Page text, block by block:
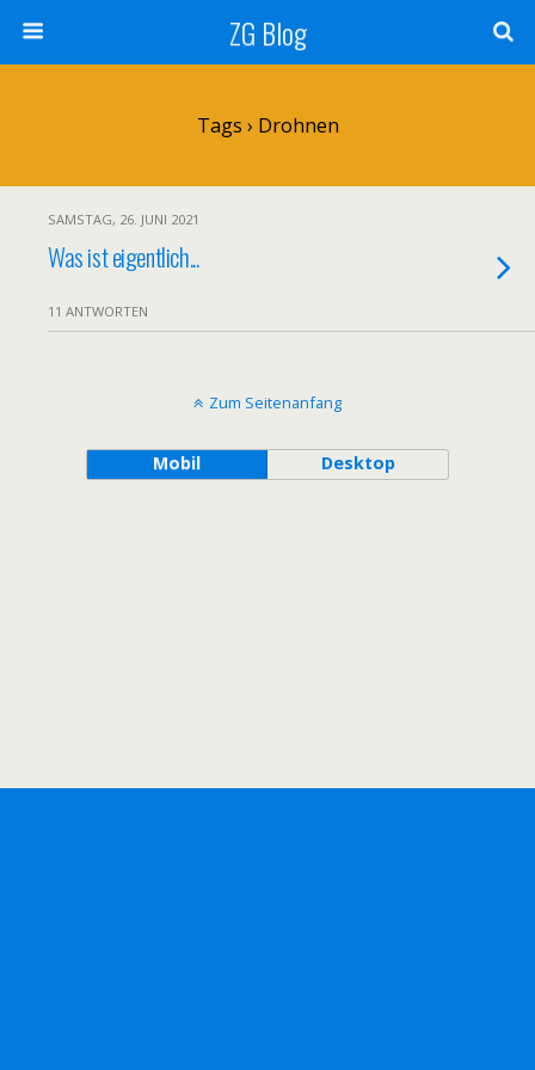
ZG Blog
Tags › Drohnen
SAMSTAG, 26. JUNI 2021
Was ist eigentlich...
11 ANTWORTEN
Zum Seitenanfang
Mobil Desktop